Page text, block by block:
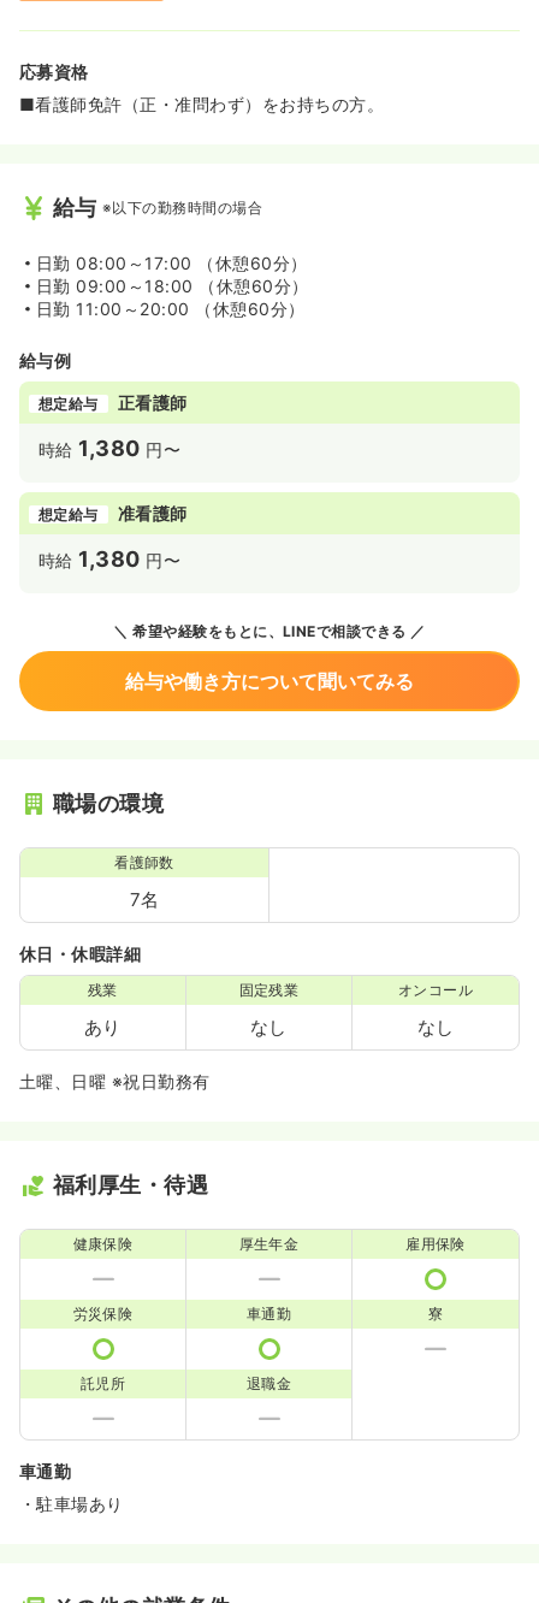
応募資格
■看護師免許（正・准問わず）をお持ちの方。
給与 ※以下の勤務時間の場合
日勤 08:00～17:00 （休憩60分）
日勤 09:00～18:00 （休憩60分）
日勤 11:00～20:00 （休憩60分）
給与例
想定給与 正看護師
時給 1,380 円〜
想定給与 准看護師
時給 1,380 円〜
希望や経験をもとに、LINEで相談できる
給与や働き方について聞いてみる
職場の環境
看護師数
7名
休日・休暇詳細
残業
あり
固定残業
なし
オンコール
なし
土曜、日曜 ※祝日勤務有
福利厚生・待遇
健康保険 厚生年金 雇用保険
労災保険 車通勤 寮
託児所 退職金
車通勤
・駐車場あり